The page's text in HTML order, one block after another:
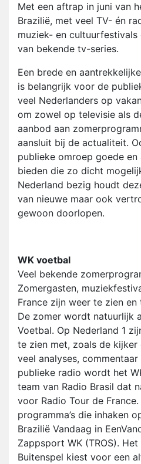
Met een aftrap in juni van
Brazilië, met veel TV- én
muziek- en cultuurfestivals
van bekende tv-series.
Een brede en
is belangrijk voor de
veel Nederlanders op
om zowel op televisie als
aanbod aan
aansluit bij de actualiteit.
publieke omroep goede en
bieden die zo dicht
Nederland bezig houdt
van nieuwe maar ook
gewoon doorlopen.
WK voetbal
Veel bekende
Zomergasten,
France zijn weer te zien
De zomer wordt natuurlijk
Voetbal. Op Nederland 1
te zien met, zoals de
veel analyses,
publieke radio wordt het
team van Radio Brasil dat
voor Radio Tour de
programma’s die inhaken
Brazilië Vandaag in
Zappsport WK (TROS).
Buitenspel kiest voor een